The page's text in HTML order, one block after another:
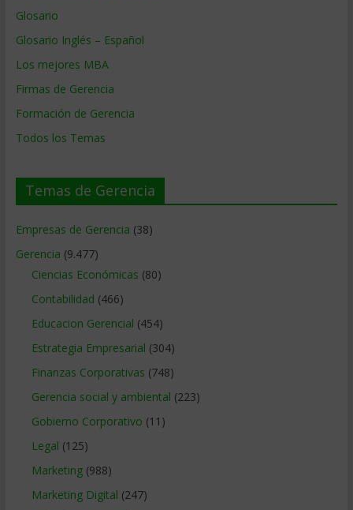
Glosario
Glosario Inglés – Español
Los mejores MBA
Firmas de Gerencia
Formación de Gerencia
Todos los Temas
Temas de Gerencia
Empresas de Gerencia (38)
Gerencia (9.477)
Ciencias Económicas (80)
Contabilidad (466)
Educacion Gerencial (454)
Estrategia Empresarial (304)
Finanzas Corporativas (748)
Gerencia social y ambiental (223)
Gobierno Corporativo (11)
Legal (125)
Marketing(988)
Marketing Digital (247)